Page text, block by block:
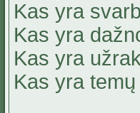
Kas yra
Kas yra
Kas yra
Kas yra